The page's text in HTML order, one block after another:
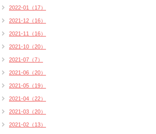
2022-01（17）
2021-12（16）
2021-11（16）
2021-10（20）
2021-07（7）
2021-06（20）
2021-05（19）
2021-04（22）
2021-03（20）
2021-02（13）